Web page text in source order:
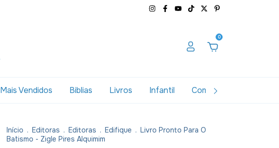
0
Mais Vendidos Biblias Livros Infantil Combos
Início . Editoras . Editoras . Edifique . Livro Pronto Para O
Batismo - Zigle Pires Alquimim